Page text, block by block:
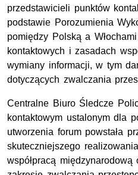
przedstawicieli punktów
podstawie Porozumienia
pomiędzy Polską a
kontaktowych i zasadach
wymiany informacji, w tym
dotyczących zwalczania
Centralne Biuro Śledcze
kontaktowym ustalonym dla
utworzenia forum powstała
skuteczniejszego
współpracą